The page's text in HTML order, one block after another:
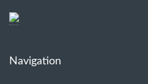
Navigation